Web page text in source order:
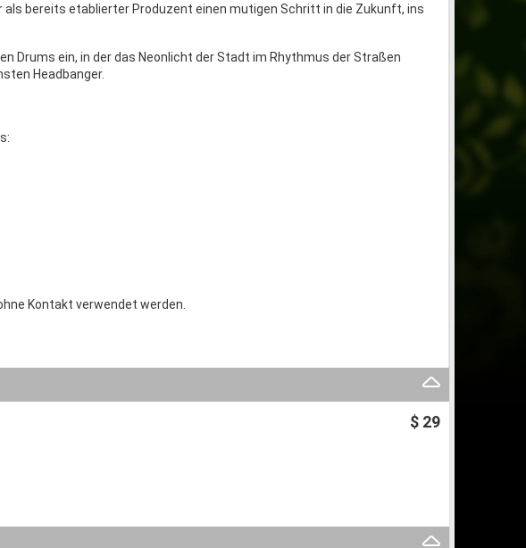
bereits etablierter Produzent einen mutigen Schritt in die Zukunft, ins
Drums ein, in der das Neonlicht der Stadt im Rhythmus der Straßen
Headbanger.
Kontakt verwendet werden.
$ 29